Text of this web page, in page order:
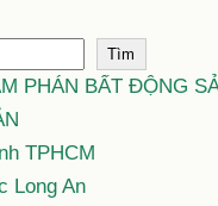
Tìm
PHÁN BẤT ĐỘNG
TPHCM
Long An